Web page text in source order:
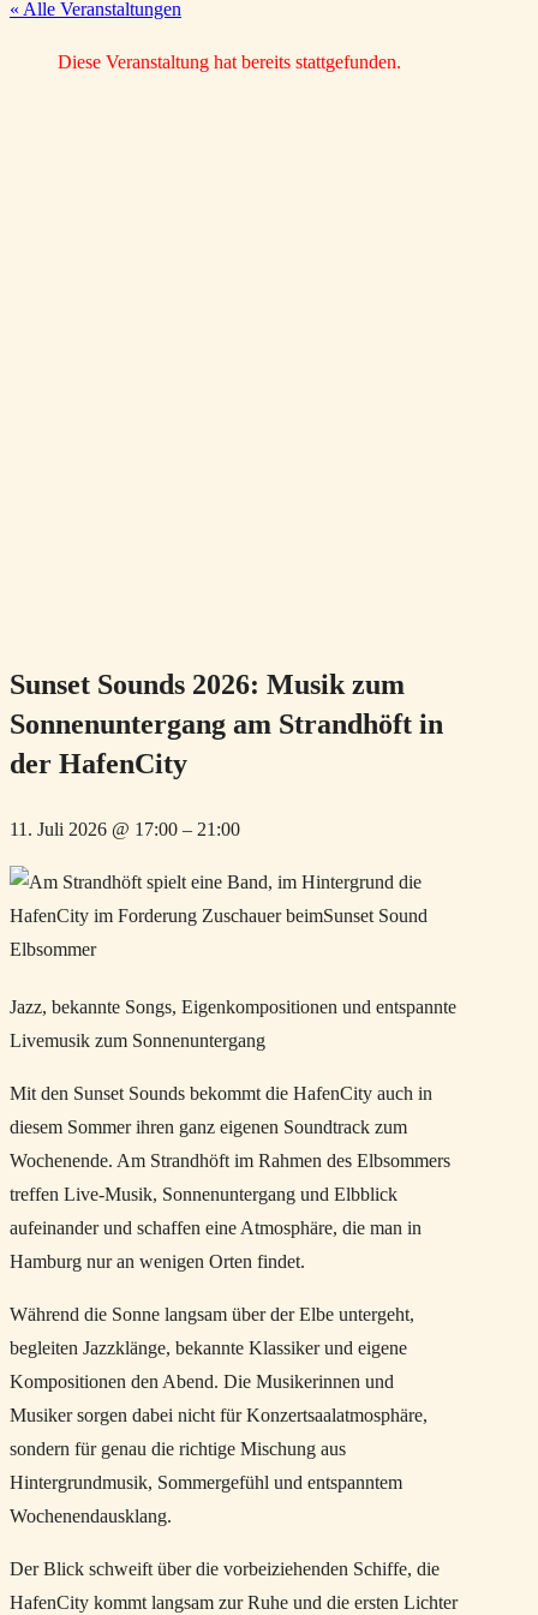
« Alle Veranstaltungen
Diese Veranstaltung hat bereits stattgefunden.
Sunset Sounds 2026: Musik zum
Sonnenuntergang am Strandhöft in
der HafenCity
11. Juli 2026 @ 17:00 – 21:00
Jazz, bekannte Songs, Eigenkompositionen und entspannte
Livemusik zum Sonnenuntergang
Mit den Sunset Sounds bekommt die HafenCity auch in
diesem Sommer ihren ganz eigenen Soundtrack zum
Wochenende. Am Strandhöft im Rahmen des Elbsommers
treffen Live-Musik, Sonnenuntergang und Elbblick
aufeinander und schaffen eine Atmosphäre, die man in
Hamburg nur an wenigen Orten findet.
Während die Sonne langsam über der Elbe untergeht,
begleiten Jazzklänge, bekannte Klassiker und eigene
Kompositionen den Abend. Die Musikerinnen und
Musiker sorgen dabei nicht für Konzertsaalatmosphäre,
sondern für genau die richtige Mischung aus
Hintergrundmusik, Sommergefühl und entspanntem
Wochenendausklang.
Der Blick schweift über die vorbeiziehenden Schiffe, die
HafenCity kommt langsam zur Ruhe und die ersten Lichter